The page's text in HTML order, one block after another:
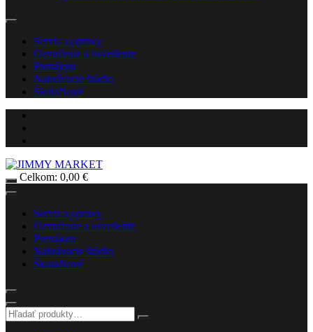
Servis a opravy
Ozvučenie a osvetlenie
Prenájom
Nahrávacie štúdio
ŠkolaNové
Celkom: 0,00 €
Servis a opravy
Ozvučenie a osvetlenie
Prenájom
Nahrávacie štúdio
ŠkolaNové